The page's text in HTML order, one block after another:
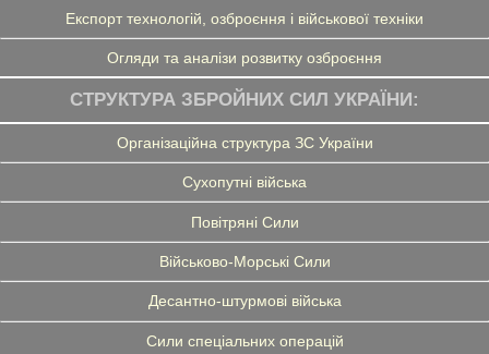
Експорт технологій, озброєння і військової техніки
Огляди та аналізи розвитку озброєння
СТРУКТУРА ЗБРОЙНИХ СИЛ УКРАЇНИ:
Організаційна структура ЗС України
Сухопутні війська
Повітряні Сили
Військово-Морські Сили
Десантно-штурмові війська
Сили спеціальних операцій